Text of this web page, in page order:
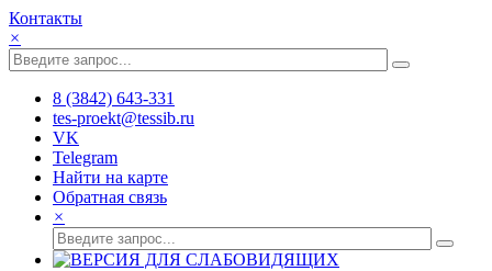
Контакты
×
8 (3842) 643-331
tes-proekt@tessib.ru
VK
Telegram
Найти на карте
Обратная связь
×